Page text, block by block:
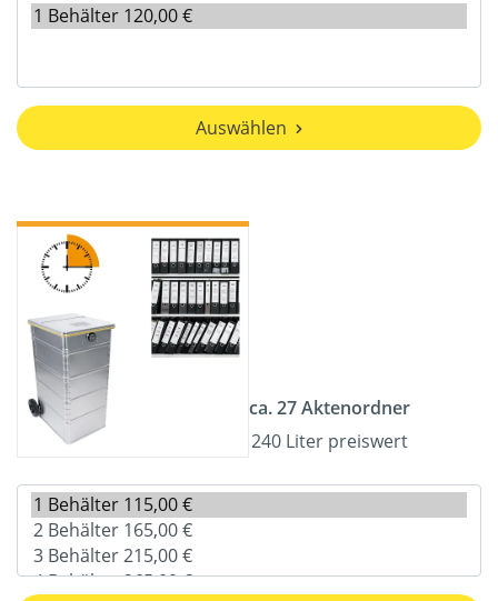
Auswählen
ca. 27 Aktenordner
240 Liter preiswert